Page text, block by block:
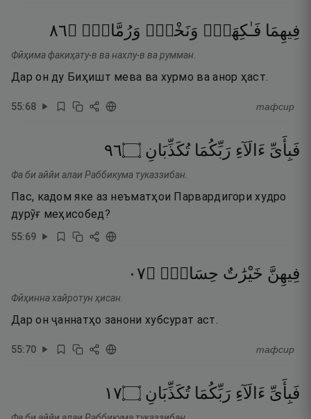
فِيهِمَا فَـٰكِهَةٌۭ وَنَخْلٌۭ وَرُمَّانٌۭ ۝٦٨
Фӣҳима факиҳату-в ва нахлу-в ва румман.
Дар он ду Биҳишт мева ва хурмо ва анор ҳаст.
55:68 тафсир
فَبِأَىِّ ءَالَآءِ رَبِّكُمَا تُكَذِّبَانِ ۝٦٩
Фа би аййи алаи Раббикума туказзибан.
Пас, кадом яке аз неъматҳои Парвардигори худро
дурӯғ меҳисобед?
55:69
فِيهِنَّ خَيْرَٰتٌ حِسَانٌۭ ۝٧٠
Фӣҳинна хайротун ҳисан.
Дар он ҷаннатҳо занони хубсурат аст.
55:70 тафсир
فَبِأَىِّ ءَالَآءِ رَبِّكُمَا تُكَذِّبَانِ ۝٧١